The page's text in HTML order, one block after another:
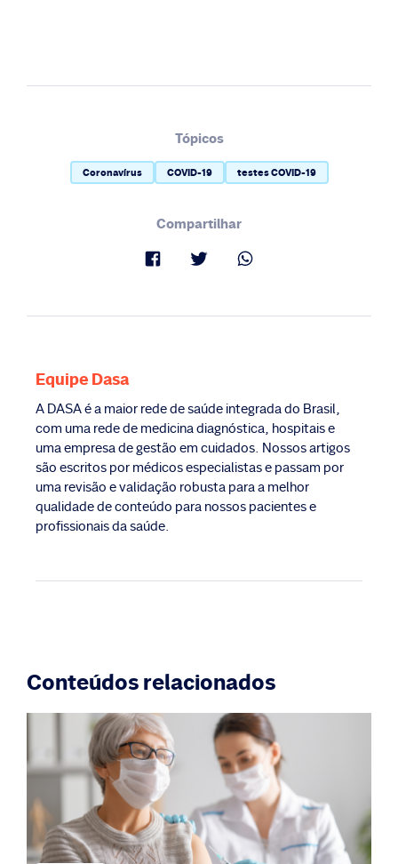
Tópicos
Coronavírus COVID-19 testes COVID-19
Compartilhar
Equipe Dasa
A DASA é a maior rede de saúde integrada do Brasil,
com uma rede de medicina diagnóstica, hospitais e
uma empresa de gestão em cuidados. Nossos artigos
são escritos por médicos especialistas e passam por
uma revisão e validação robusta para a melhor
qualidade de conteúdo para nossos pacientes e
profissionais da saúde.
Conteúdos relacionados